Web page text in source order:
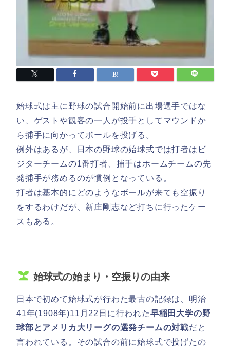
始球式は主に野球の試合開始前に出場選手ではな
い、ゲストや観客の一人が投手としてマウンドか
ら捕手に向かってボールを投げる。
例外はあるが、日本の野球の始球式では打者はビ
ジターチームの1番打者、捕手はホームチームの先
発捕手が務めるのが慣例となっている。
打者は基本的にどのようなボールが来ても空振り
をするわけだが、新庄剛志など打ちに行ったケー
スもある。
始球式の始まり・空振りの由来
日本で初めて始球式が行わた最古の記録は、明治
41年(1908年)11月22日に行われた早稲田大学の野
球部とアメリカ大リーグの選発チームの対戦だと
言われている。その試合の前に始球式で投げたの